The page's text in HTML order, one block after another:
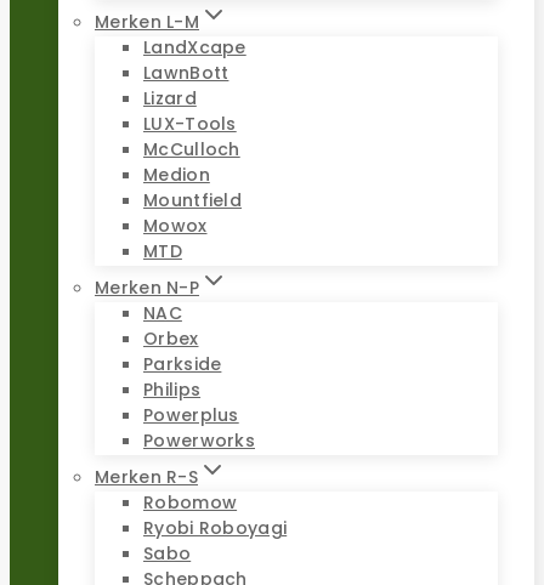
Merken L-M
LandXcape
LawnBott
Lizard
LUX-Tools
McCulloch
Medion
Mountfield
Mowox
MTD
Merken N-P
NAC
Orbex
Parkside
Philips
Powerplus
Powerworks
Merken R-S
Robomow
Ryobi Roboyagi
Sabo
Scheppach